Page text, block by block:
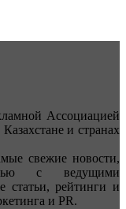
Ассоциацией
и странах
свежие новости,
с ведущими
статьи, рейтинги и
и PR.